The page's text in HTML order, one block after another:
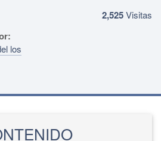
los
2,525Visitas